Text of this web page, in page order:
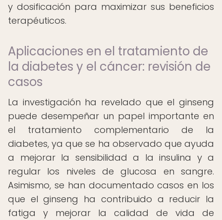
y dosificación para maximizar sus beneficios
terapéuticos.
Aplicaciones en el tratamiento de
la diabetes y el cáncer: revisión de
casos
La investigación ha revelado que el ginseng
puede desempeñar un papel importante en
el tratamiento complementario de la
diabetes, ya que se ha observado que ayuda
a mejorar la sensibilidad a la insulina y a
regular los niveles de glucosa en sangre.
Asimismo, se han documentado casos en los
que el ginseng ha contribuido a reducir la
fatiga y mejorar la calidad de vida de